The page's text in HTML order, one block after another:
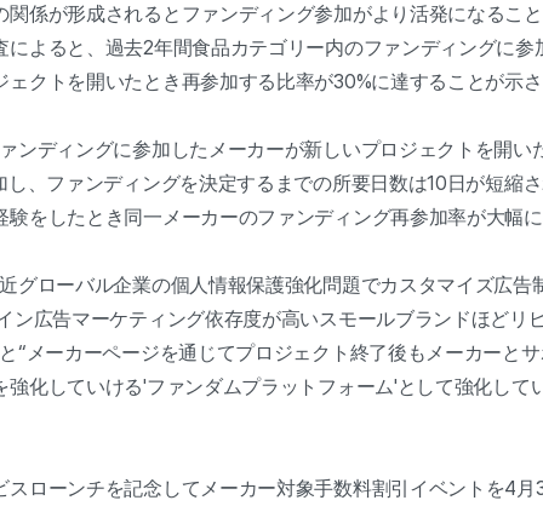
関係が形成されるとファンディング参加がより活発になるこ
によると、過去2年間食品カテゴリー内のファンディングに参
ェクトを開いたとき再参加する比率が30%に達することが示
ンディングに参加したメーカーが新しいプロジェクトを開い
し、ファンディングを決定するまでの所要日数は10日が短縮
験をしたとき同一メーカーのファンディング再参加率が大幅
グローバル企業の個人情報保護強化問題でカスタマイズ広告
ン広告マーケティング依存度が高いスモールブランドほどリ
“メーカーページを通じてプロジェクト終了後もメーカーと
強化していける'ファンダムプラットフォーム'として強化して
スローンチを記念してメーカー対象手数料割引イベントを4